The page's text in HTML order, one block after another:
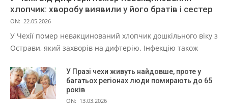
хлопчик: хворобу виявили у його братів і сестер
ON: 22.05.2026
У Чехії помер невакцинований хлопчик дошкільного віку з
Острави, який захворів на дифтерію. Інфекцію також
У Празі чехи живуть найдовше, проте у
багатьох регіонах люди помирають до 65
років
ON: 13.03.2026